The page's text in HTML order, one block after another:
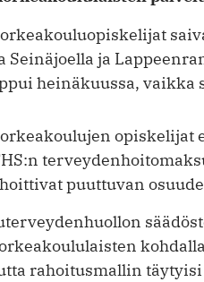
Seinäjoella ja
heinäkuussa, vaikka
opiskelijat
puuttuvan
rahoitusmallin